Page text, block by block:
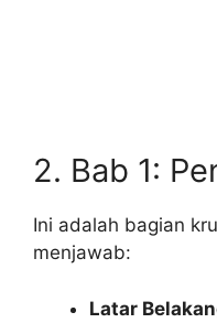
2. Bab 1:
Ini adalah bagian
menjawab:
Latar